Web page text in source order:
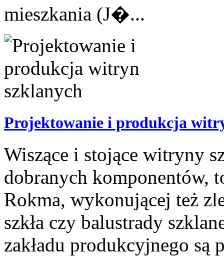
mieszkania (J�...
Projektowanie i produkcja
Wiszące i stojące witryny
dobranych komponentów,
Rokma, wykonującej też
szkła czy balustrady
zakładu produkcyjnego są